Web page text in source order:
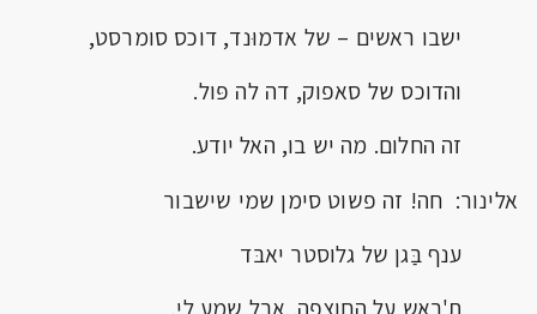
ישבו ראשים – של אדמוּנד, דוכס סומרסט,
והדוכס של סאפוק, דה לה פּול.
זה החלום. מה יש בו, האל יודע.
אלינור: חה! זה פשוט סימן שמי שישבור
ענף בַּגן של גלוסטר יאבּד